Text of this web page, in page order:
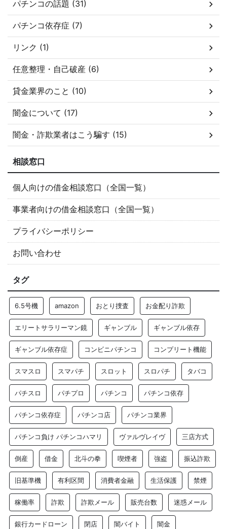
パチンコの話題 (31)
パチンコ依存症 (7)
リンク (1)
任意整理・自己破産 (6)
貸金業界のこと (10)
闇金について (17)
闇金・詐欺業者はこう騙す (15)
相談窓口
個人向けの借金相談窓口（全国一覧）
事業者向けの借金相談窓口（全国一覧）
プライバシーポリシー
お問い合わせ
タグ
6.5号機 amazon おとり捜査 お金配り詐欺
エリートサラリーマン鏡 ギャンブル ギャンブル依存
ギャンブル依存症 コンビニパチンコ コンプリート機能
スマスロ スマパチ スロット スロパチ タバコ
パチスロ パチプロ パチンコ パチンコ依存
パチンコ依存症 パチンコ店 パチンコ業界
パチンコ負け パチンコハマリ ヴァルヴレイヴ 三店方式
倒産 借金 北斗の拳 喫煙者 強盗 振込詐欺
旧基準機 有利区間 消費者金融 生活保護 禁煙
稼働率 詐欺 詐欺メール 販売台数 迷惑メール
銀行カードローン 閉店 闇バイト 闇金